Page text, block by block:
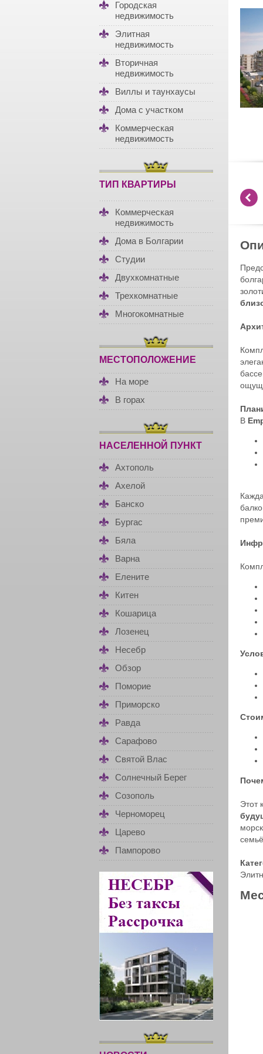
Городская
недвижимость
Элитная
недвижимость
Вторичная
недвижимость
Виллы и таунхаусы
Дома с участком
Коммерческая
недвижимость
ТИП КВАРТИРЫ
Коммерческая
недвижимость
Дома в Болгарии
Студии
Двухкомнатные
Трехкомнатные
Многокомнатные
МЕСТОПОЛОЖЕНИЕ
На море
В горах
НАСЕЛЕННОЙ ПУНКТ
Ахтополь
Ахелой
Банско
Бургас
Бяла
Варна
Елените
Китен
Кошарица
Лозенец
Несебр
Обзор
Поморие
Приморско
Равда
Сарафово
Святой Влас
Солнечный Берег
Созополь
Черноморец
Царево
Пампорово
В
Этот